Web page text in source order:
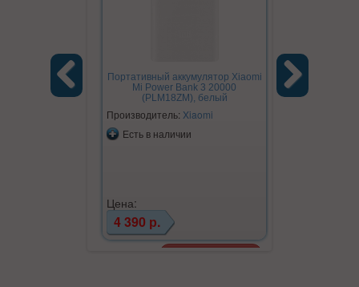
Портативный аккумулятор Xiaomi
Mi Power Bank 3 20000
(PLM18ZM), белый
Производитель: Xiaomi
Есть в наличии
Цена:
4 390 р.